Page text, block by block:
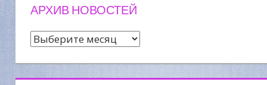
АРХИВ НОВОСТЕЙ
Архив